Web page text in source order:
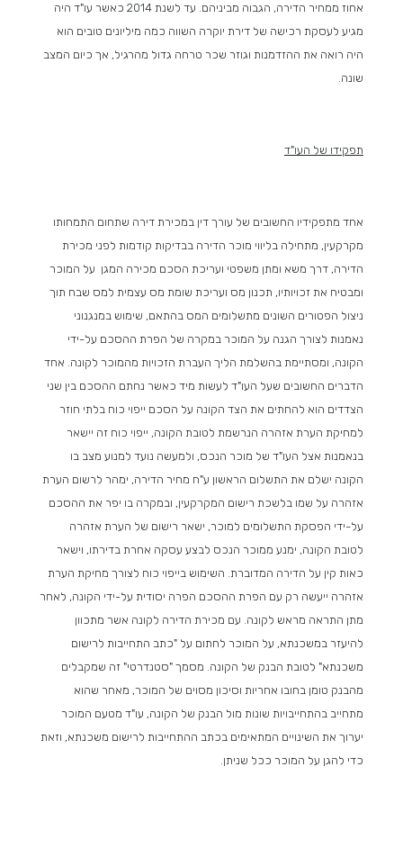
אחוז ממחיר הדירה, הגבוה מביניהם. עד לשנת 2014 כאשר עו"ד היה
מגיע לעסקת רכישה של דירת יוקרה השווה כמה מיליונים טובים הוא
היה רואה את ההזדמנות וגוזר שכר טרחה גדול מהרגיל, אך כיום המצב
שונה.
תפקידו של העו"ד
אחד מתפקידיו החשובים של עורך דין במכירת דירה שתחום התמחותו
מקרקעין, מתחילה בליווי מוכר הדירה בבדיקות קודמות לפני מכירת
הדירה, דרך משא ומתן משפטי ועריכת הסכם מכירה המגן על המוכר
ומבטיח את זכויותיו, תכנון מס ועריכת שומת מס עצמית למס שבח תוך
ניצול הפטורים השונים מתשלומים המס בהתאם, שימוש במנגנוני
נאמנות לצורך הגנה על המוכר במקרה של הפרת ההסכם על-ידי
הקונה, ומסתיימת בהשלמת הליך העברת הזכויות מהמוכר לקונה. אחד
הדברים החשובים שעל העו"ד לעשות מיד כאשר נחתם ההסכם בין שני
הצדדים הוא להחתים את הצד הקונה על הסכם ייפוי כוח בלתי חוזר
למחיקת הערת אזהרה הנרשמת לטובת הקונה, ייפוי כוח זה יישאר
בנאמנות אצל העו"ד של מוכר הנכס, ולמעשה נועד למנוע מצב בו
הקונה ישלם את התשלום הראשון ע"ח מחיר הדירה, ימהר לרשום הערת
אזהרה על שמו בלשכת רישום המקרקעין, ובמקרה בו יפר את ההסכם
על-ידי הפסקת התשלומים למוכר, ישאר רישום של הערת אזהרה
לטובת הקונה, ימנע ממוכר הנכס לבצע עסקה אחרת בדירתו, וישאר
כאות קין על הדירה המדוברת. השימוש בייפוי כוח לצורך מחיקת הערת
אזהרה ייעשה רק עם הפרת ההסכם הפרה יסודית על-ידי הקונה, לאחר
מתן התראה מראש לקונה. עם מכירת הדירה לקונה אשר מתכוון
להיעזר במשכנתא, על המוכר לחתום על "כתב התחייבות לרישום
משכנתא" לטובת הבנק של הקונה. מסמך "סטנדרטי" זה שמקבלים
מהבנק טומן בחובו אחריות וסיכון מסוים של המוכר, מאחר שהוא
מתחייב בהתחייבויות שונות מול הבנק של הקונה, עו"ד מטעם המוכר
יערוך את השינויים המתאימים בכתב ההתחייבות לרישום משכנתא, וזאת
כדי להגן על המוכר ככל שניתן.